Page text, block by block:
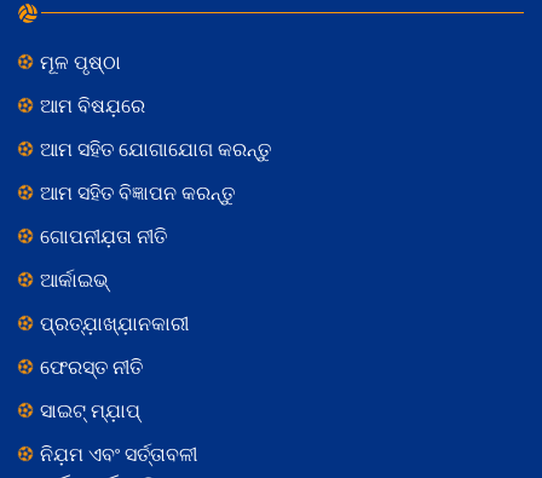
ମୂଳ ପୃଷ୍ଠା
ଆମ ବିଷଯ଼ରେ
ଆମ ସହିତ ଯୋଗାଯୋଗ କରନ୍ତୁ
ଆମ ସହିତ ବିଜ୍ଞାପନ କରନ୍ତୁ
ଗୋପନୀଯ଼ତା ନୀତି
ଆର୍କାଇଭ୍
ପ୍ରତ୍ଯ଼ାଖ୍ଯ଼ାନକାରୀ
ଫେରସ୍ତ ନୀତି
ସାଇଟ୍ ମ୍ଯ଼ାପ୍
ନିଯ଼ମ ଏବଂ ସର୍ତ୍ତାବଳୀ